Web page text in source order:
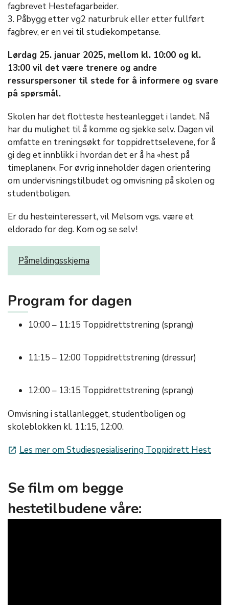
fagbrevet Hestefagarbeider.
3. Påbygg etter vg2 naturbruk eller etter fullført
fagbrev, er en vei til studiekompetanse.
Lørdag 25. januar 2025, mellom kl. 10:00 og kl.
13:00 vil det være trenere og andre
ressurspersoner til stede for å informere og svare
på spørsmål.
Skolen har det flotteste hesteanlegget i landet. Nå
har du mulighet til å komme og sjekke selv. Dagen vil
omfatte en treningsøkt for toppidrettselevene, for å
gi deg et innblikk i hvordan det er å ha «hest på
timeplanen». For øvrig inneholder dagen orientering
om undervisningstilbudet og omvisning på skolen og
studentboligen.
Er du hesteinteressert, vil Melsom vgs. være et
eldorado for deg. Kom og se selv!
Påmeldingsskjema
Program for dagen
10:00 – 11:15 Toppidrettstrening (sprang)
11:15 – 12:00 Toppidrettstrening (dressur)
12:00 – 13:15 Toppidrettstrening (sprang)
Omvisning i stallanlegget, studentboligen og
skoleblokken kl. 11:15, 12:00.
launch Les mer om Studiespesialisering Toppidrett Hest
Se film om begge
hestetilbudene våre: